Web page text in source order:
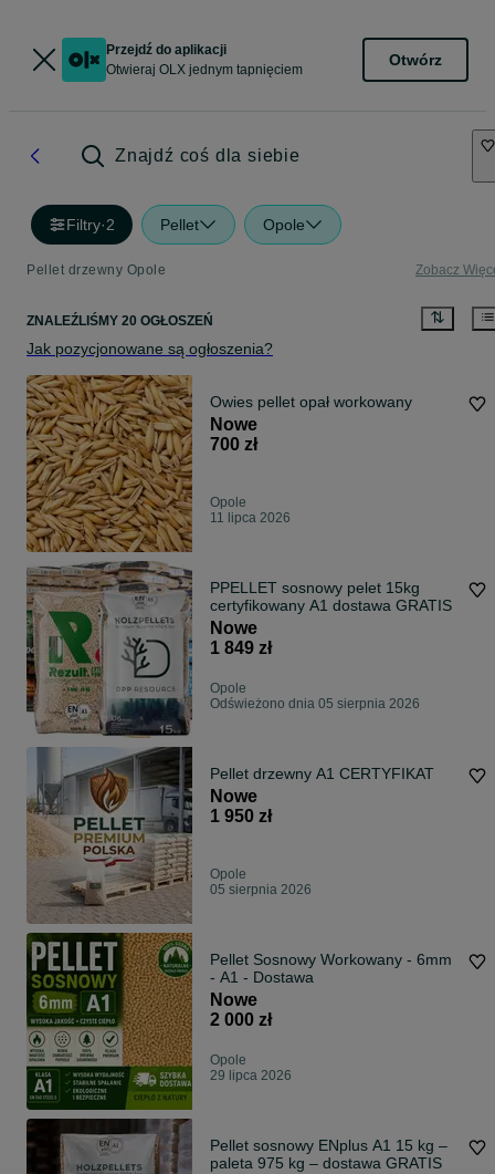
Przejdź do aplikacji
Otwieraj OLX jednym tapnięciem
Otwórz
Znajdź coś dla siebie
Filtry·2 Pellet Opole
Pellet drzewny Opole Zobacz
ZNALEŹLIŚMY 20 OGŁOSZEŃ
Jak pozycjonowane są ogłoszenia?
Owies pellet opał workowany
Nowe
700 zł
Opole
11 lipca 2026
PPELLET sosnowy pelet 15kg
certyfikowany A1 dostawa GRATIS
Nowe
1 849 zł
Opole
Odświeżono dnia 05 sierpnia 2026
Pellet drzewny A1 CERTYFIKAT
Nowe
1 950 zł
Opole
05 sierpnia 2026
Pellet Sosnowy Workowany - 6mm
- A1 - Dostawa
Nowe
2 000 zł
Opole
29 lipca 2026
Pellet sosnowy ENplus A1 15 kg –
paleta 975 kg – dostawa GRATIS